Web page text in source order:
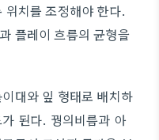
위치를 조정해야 한다.
플레이 흐름의 균형을
대와 잎 형태로 배치하
된다. 꿩의비름과 아